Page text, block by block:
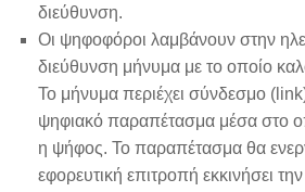
διεύθυνση.
Οι ψηφοφόροι λαμβάνουν στην
διεύθυνση μήνυμα με το οποίο
Το μήνυμα περιέχει σύνδεσμο
ψηφιακό παραπέτασμα μέσα στο
η ψήφος. Το παραπέτασμα θα
εφορευτική επιτροπή εκκινήσει